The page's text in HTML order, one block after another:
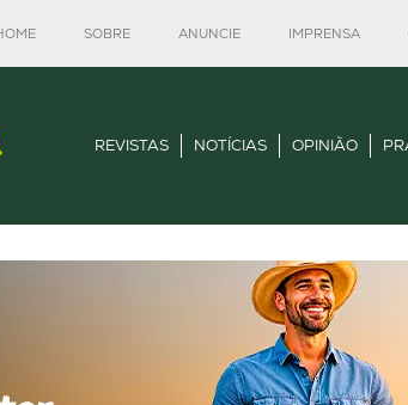
SOBRE ANUNCIE IMPRENSA
REVISTAS NOTÍCIAS OPINIÃO